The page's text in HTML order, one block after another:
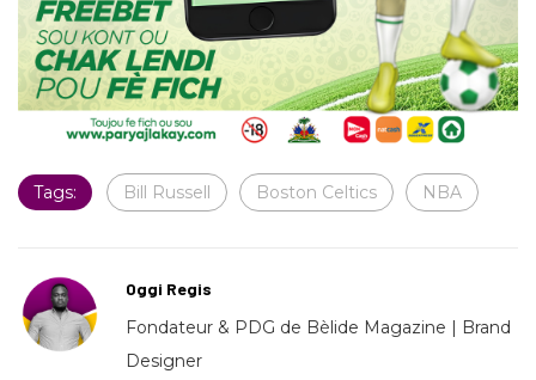
Tags: Bill Russell Boston Celtics NBA
Oggi Regis
Fondateur & PDG de Bèlide Magazine | Brand
Designer